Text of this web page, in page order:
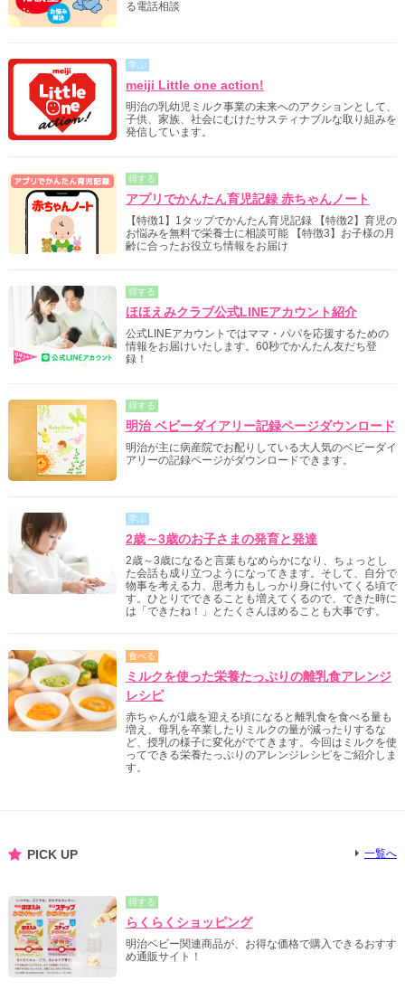
る電話相談
学ぶ
meiji Little one action!
明治の乳幼児ミルク事業の未来へのアクションとして、
子供、家族、社会にむけたサスティナブルな取り組みを
発信しています。
得する
アプリでかんたん育児記録 赤ちゃんノート
【特徴1】1タップでかんたん育児記録 【特徴2】育児の
お悩みを無料で栄養士に相談可能 【特徴3】お子様の月
齢に合ったお役立ち情報をお届け
得する
ほほえみクラブ公式LINEアカウント紹介
公式LINEアカウントではママ・パパを応援するための
情報をお届けいたします。60秒でかんたん友だち登
録！
得する
明治 ベビーダイアリー記録ページダウンロード
明治が主に病産院でお配りしている大人気のベビーダイ
アリーの記録ページがダウンロードできます。
学ぶ
2歳～3歳のお子さまの発育と発達
2歳～3歳になると言葉もなめらかになり、ちょっとし
た会話も成り立つようになってきます。そして、自分で
物事を考える力、思考力もしっかり身に付いてくる頃で
す。ひとりでできることも増えてくるので、できた時に
は「できたね！」とたくさんほめることも大事です。
食べる
ミルクを使った栄養たっぷりの離乳食アレンジ
レシピ
赤ちゃんが1歳を迎える頃になると離乳食を食べる量も
増え、母乳を卒業したりミルクの量が減ったりするな
ど、授乳の様子に変化がでてきます。今回はミルクを使
ってできる栄養たっぷりのアレンジレシピをご紹介しま
す。
PICK UP 一覧へ
得する
らくらくショッピング
明治ベビー関連商品が、お得な価格で購入できるおすす
め通販サイト！